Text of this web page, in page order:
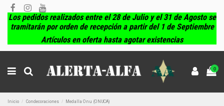
Los pedidos realizados entre el 28 de Julio y el 31 de Agosto se
tramitarán por orden de recepción a partir del 1 de Septiembre
Artículos en oferta hasta agotar existencias
0
Inicio Condecoraciones Medalla Onu (ONUCA)